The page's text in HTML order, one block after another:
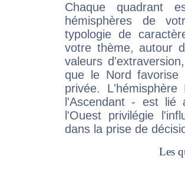
Chaque quadrant
hémisphères de
typologie de
votre thème, autour
valeurs
que le Nord favorise
privée.
l'Ascendant - est
l'Ouest privilégie
dans la prise de